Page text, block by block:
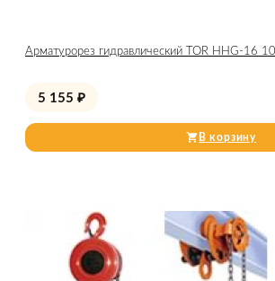
Арматурорез гидравлический TOR HHG-16
5 155 ₽
В корзину